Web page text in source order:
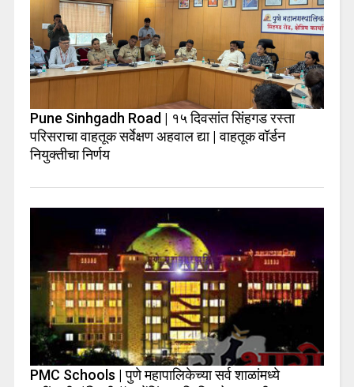
Pune Sinhgadh Road | १५ दिवसांत सिंहगड रस्ता
परिसराचा वाहतूक सर्वेक्षण अहवाल द्या | वाहतूक वॉर्डन
नियुक्तीचा निर्णय
PMC Schools | पुणे महापालिकेच्या सर्व शाळांमध्ये